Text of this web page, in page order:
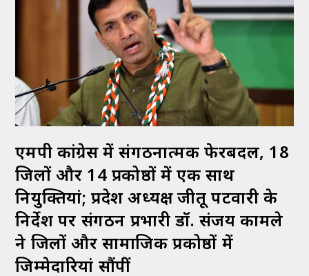
एमपी कांग्रेस में संगठनात्मक फेरबदल, 18
जिलों और 14 प्रकोष्ठों में एक साथ
नियुक्तियां; प्रदेश अध्यक्ष जीतू पटवारी के
निर्देश पर संगठन प्रभारी डॉ. संजय कामले
ने जिलों और सामाजिक प्रकोष्ठों में
जिम्मेदारियां सौंपीं